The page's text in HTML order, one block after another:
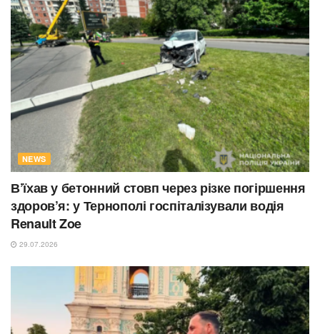
NEWS
В’їхав у бетонний стовп через різке погіршення
здоров’я: у Тернополі госпіталізували водія
Renault Zoe
29.07.2026